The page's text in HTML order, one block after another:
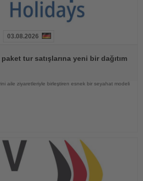
03.08.2026
tur satışlarına yeni bir dağıtım
aile ziyaretleriyle birleştiren esnek bir seyahat modeli